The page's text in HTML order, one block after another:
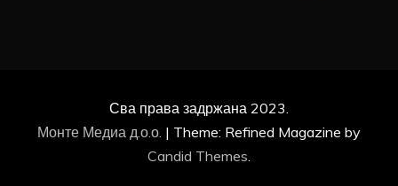
Сва права задржана 2023.
Монте Медиа д.о.о. | Theme: Refined Magazine by
Candid Themes.